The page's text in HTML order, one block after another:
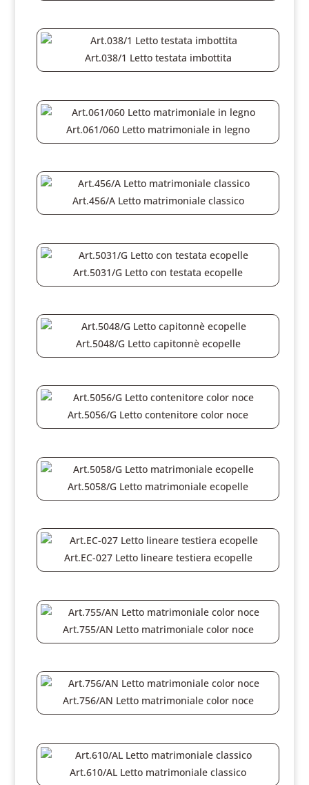
Art.038/1 Letto testata imbottita
Art.061/060 Letto matrimoniale in legno
Art.456/A Letto matrimoniale classico
Art.5031/G Letto con testata ecopelle
Art.5048/G Letto capitonnè ecopelle
Art.5056/G Letto contenitore color noce
Art.5058/G Letto matrimoniale ecopelle
Art.EC-027 Letto lineare testiera ecopelle
Art.755/AN Letto matrimoniale color noce
Art.756/AN Letto matrimoniale color noce
Art.610/AL Letto matrimoniale classico